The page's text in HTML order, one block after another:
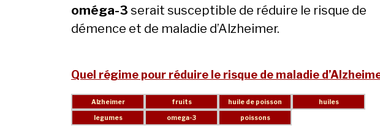
oméga-3 serait susceptible de réduire le risque de
démence et de maladie d’Alzheimer.
Quel régime pour réduire le risque de maladie